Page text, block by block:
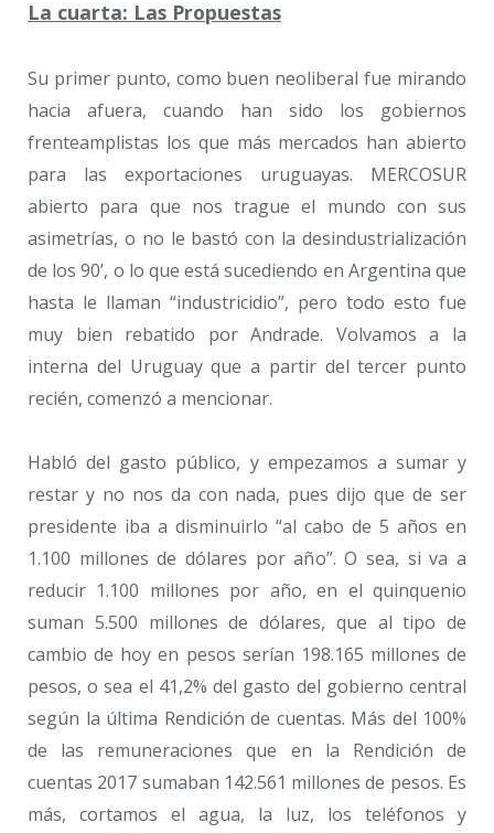
La cuarta: Las Propuestas
Su primer punto, como buen neoliberal fue mirando
hacia afuera, cuando han sido los gobiernos
frenteamplistas los que más mercados han abierto
para las exportaciones uruguayas. MERCOSUR
abierto para que nos trague el mundo con sus
asimetrías, o no le bastó con la desindustrialización
de los 90’, o lo que está sucediendo en Argentina que
hasta le llaman “industricidio”, pero todo esto fue
muy bien rebatido por Andrade. Volvamos a la
interna del Uruguay que a partir del tercer punto
recién, comenzó a mencionar.
Habló del gasto público, y empezamos a sumar y
restar y no nos da con nada, pues dijo que de ser
presidente iba a disminuirlo “al cabo de 5 años en
1.100 millones de dólares por año”. O sea, si va a
reducir 1.100 millones por año, en el quinquenio
suman 5.500 millones de dólares, que al tipo de
cambio de hoy en pesos serían 198.165 millones de
pesos, o sea el 41,2% del gasto del gobierno central
según la última Rendición de cuentas. Más del 100%
de las remuneraciones que en la Rendición de
cuentas 2017 sumaban 142.561 millones de pesos. Es
más, cortamos el agua, la luz, los teléfonos y